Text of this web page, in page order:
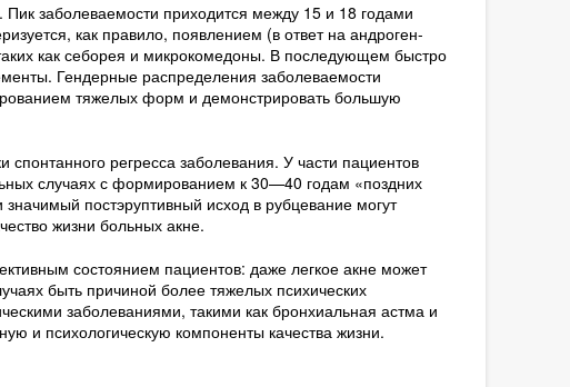
заболеваемости приходится между 15 и 18 годами
как правило, появлением (в ответ на андроген-
как себорея и микрокомедоны. В последующем быстро
Гендерные распределения заболеваемости
тяжелых форм и демонстрировать большую
регресса заболевания. У части пациентов
случаях с формированием к 30—40 годам «поздних
постэруптивный исход в рубцевание могут
жизни больных акне.
состоянием пациентов: даже легкое акне может
быть причиной более тяжелых психических
заболеваниями, такими как бронхиальная астма и
и психологическую компоненты качества жизни.